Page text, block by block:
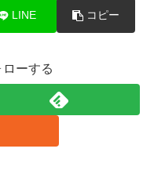
LINE コピー
ーする